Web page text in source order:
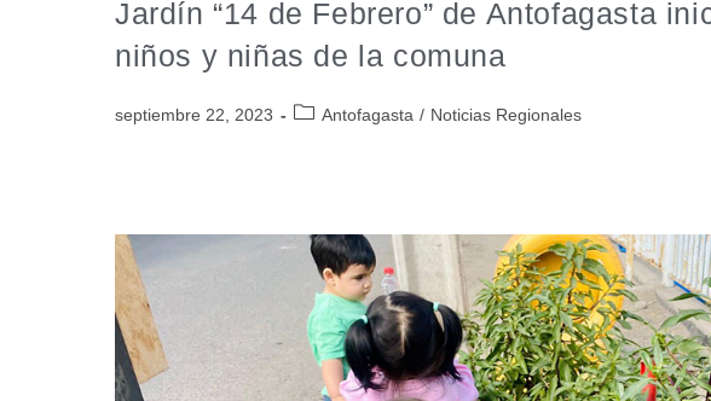
Jardín “14 de Febrero” de Antofagasta
niños y niñas de la comuna
septiembre 22, 2023 Antofagasta / Noticias Regionales